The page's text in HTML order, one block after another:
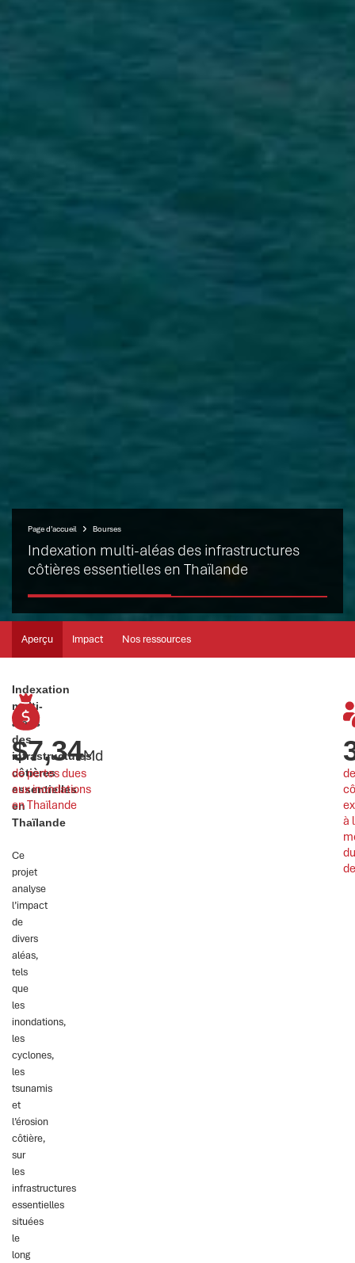
Page d’accueil Bourses
Indexation multi-aléas des infrastructures
côtières essentielles en Thaïlande
Aperçu Impact Nos ressources
Indexation
multi-
aléas
des
infrastructures
côtières
essentielles
en
Thaïlande
Ce
projet
analyse
l’impact
de
divers
aléas,
tels
que
les
inondations,
les
cyclones,
les
tsunamis
et
l’érosion
côtière,
sur
les
infrastructures
essentielles
situées
le
long
de pertes dues
aux inondations
en Thaïlande
$7,34Md
à